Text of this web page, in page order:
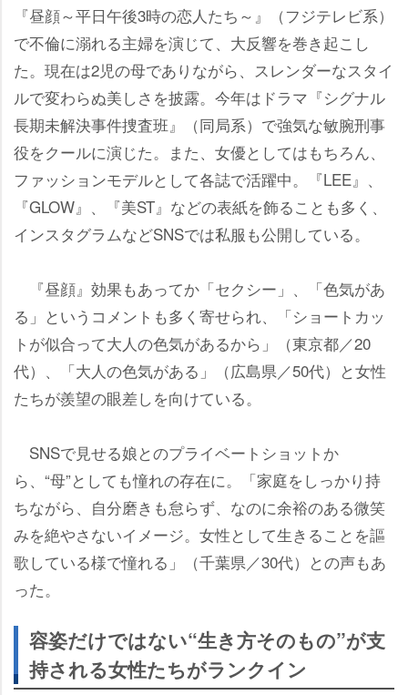
『昼顔～平日午後3時の恋人たち～』（フジテレビ系）
で不倫に溺れる主婦を演じて、大反響を巻き起こし
た。現在は2児の母でありながら、スレンダーなスタイ
ルで変わらぬ美しさを披露。今年はドラマ『シグナル
長期未解決事件捜査班』（同局系）で強気な敏腕刑事
役をクールに演じた。また、女優としてはもちろん、
ファッションモデルとして各誌で活躍中。『LEE』、
『GLOW』、『美ST』などの表紙を飾ることも多く、
インスタグラムなどSNSでは私服も公開している。
『昼顔』効果もあってか「セクシー」、「色気があ
る」というコメントも多く寄せられ、「ショートカッ
トが似合って大人の色気があるから」（東京都／20
代）、「大人の色気がある」（広島県／50代）と女性
たちが羨望の眼差しを向けている。
SNSで見せる娘とのプライベートショットか
ら、“母”としても憧れの存在に。「家庭をしっかり持
ちながら、自分磨きも怠らず、なのに余裕のある微笑
みを絶やさないイメージ。女性として生きることを謳
歌している様で憧れる」（千葉県／30代）との声もあ
った。
容姿だけではない“生き方そのもの”が支
持される女性たちがランクイン